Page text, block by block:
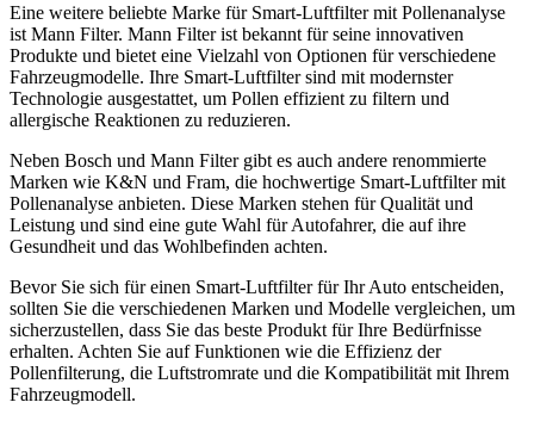
Eine weitere beliebte Marke für Smart-Luftfilter mit Pollenanalyse
ist Mann Filter. Mann Filter ist bekannt für seine innovativen
Produkte und bietet eine Vielzahl von Optionen für verschiedene
Fahrzeugmodelle. Ihre Smart-Luftfilter sind mit modernster
Technologie ausgestattet, um Pollen effizient zu filtern und
allergische Reaktionen zu reduzieren.
Neben Bosch und Mann Filter gibt es auch andere renommierte
Marken wie K&N und Fram, die hochwertige Smart-Luftfilter mit
Pollenanalyse anbieten. Diese Marken stehen für Qualität und
Leistung und sind eine gute Wahl für Autofahrer, die auf ihre
Gesundheit und das Wohlbefinden achten.
Bevor Sie sich für einen Smart-Luftfilter für Ihr Auto entscheiden,
sollten Sie die verschiedenen Marken und Modelle vergleichen, um
sicherzustellen, dass Sie das beste Produkt für Ihre Bedürfnisse
erhalten. Achten Sie auf Funktionen wie die Effizienz der
Pollenfilterung, die Luftstromrate und die Kompatibilität mit Ihrem
Fahrzeugmodell.